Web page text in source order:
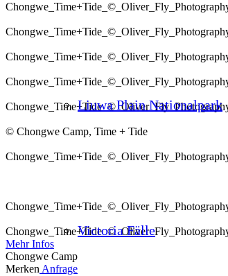
Liuwa Plain Nationalpark
Victoria Fälle
© Chongwe Camp, Time + Tide
Mehr Infos
Chongwe Camp
Merken Anfrage